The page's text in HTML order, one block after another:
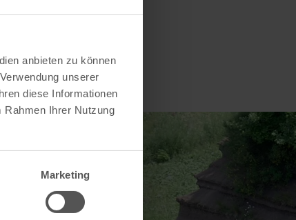
anbieten zu können
unserer
diese Informationen
Rahmen Ihrer Nutzung
Marketing